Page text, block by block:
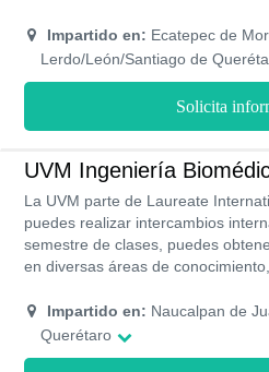
egresado de la UNITEC es un
conseguir grandes oportunidades
Impartido en: Ecatepec de
Lerdo/León/Santiago de
Solicita
UVM Ingeniería
La UVM parte de Laureate
puedes realizar intercambios
semestre de clases, puedes
en diversas áreas de
campo laboral de su competencia,
tiene validez oficial y
Impartido en: Naucalpan de
Querétaro